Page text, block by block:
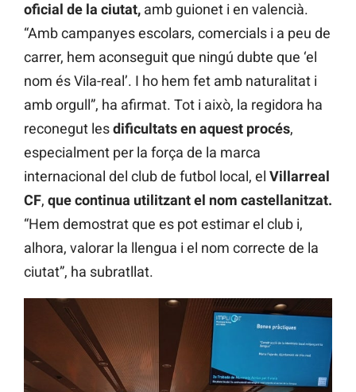
oficial de la ciutat, amb guionet i en valencià.
“Amb campanyes escolars, comercials i a peu de
carrer, hem aconseguit que ningú dubte que ‘el
nom és Vila-real’. I ho hem fet amb naturalitat i
amb orgull”, ha afirmat. Tot i això, la regidora ha
reconegut lesdificultats en aquest procés,
especialment per la força de la marca
internacional del club de futbol local, el Villarreal
CF, que continua utilitzant el nom castellanitzat.
“Hem demostrat que es pot estimar el club i,
alhora, valorar la llengua i el nom correcte de la
ciutat”, ha subratllat.